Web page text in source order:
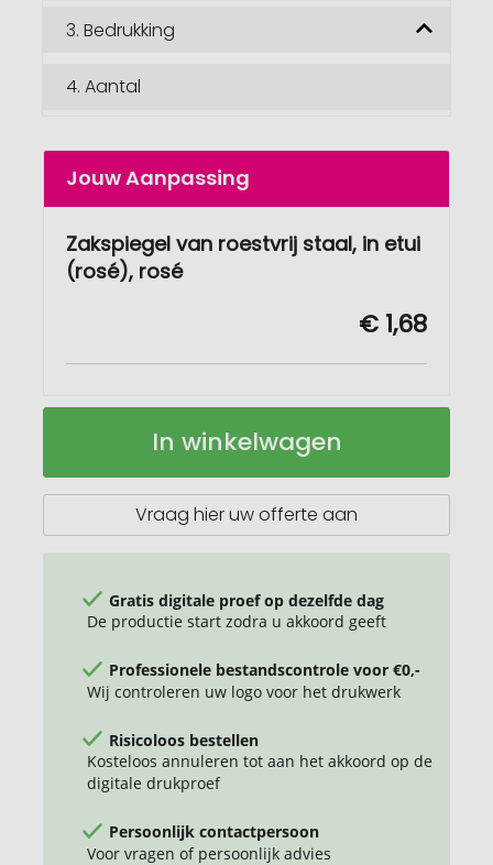
3. Bedrukking
4. Aantal
Jouw Aanpassing
Zakspiegel van roestvrij staal, in etui
(rosé), rosé
€ 1,68
Zakspiegel
staal,
Op
In winkelwagen
Vraag hier uw offerte aan
Gratis digitale proef op dezelfde dag
De productie start zodra u akkoord geeft
Professionele bestandscontrole voor €0,-
Wij controleren uw logo voor het drukwerk
Risicoloos bestellen
Kosteloos annuleren tot aan het akkoord op de
digitale drukproef
Persoonlijk contactpersoon
Voor vragen of persoonlijk advies